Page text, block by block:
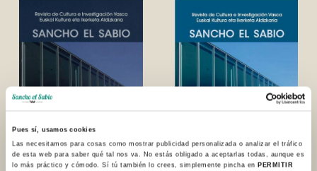
Pues sí, usamos cookies
Las necesitamos para cosas como mostrar publicidad personalizada o analizar el tráfico
de esta web para saber qué tal nos va. No estás obligado a aceptarlas todas, aunque es
lo más práctico y cómodo. Sí tú también lo crees, simplemente pincha enPERMITIR